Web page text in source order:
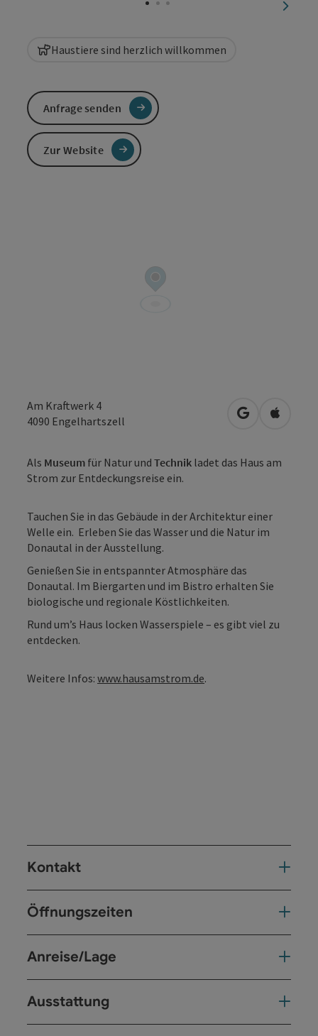
Haustiere sind herzlich willkommen
Am Kraftwerk 4
4090 Engelhartszell in Google
in
Als Museum für Natur und Technik ladet das Haus am
Strom zur Entdeckungsreise ein.
Tauchen Sie in das Gebäude in der Architektur einer
Welle ein. Erleben Sie das Wasser und die Natur im
Donautal in der Ausstellung.
Genießen Sie in entspannter Atmosphäre das
Donautal. Im Biergarten und im Bistro erhalten Sie
biologische und regionale Köstlichkeiten.
Rund um’s Haus locken Wasserspiele – es gibt viel zu
entdecken.
Weitere Infos: www.hausamstrom.de.
Kontakt
Öffnungszeiten
Anreise/Lage
Ausstattung
Anfrage senden
Zur Website